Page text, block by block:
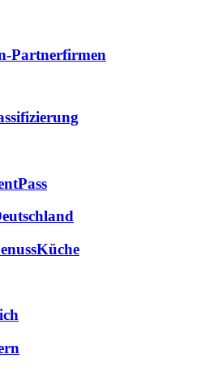
Partnerfirmen